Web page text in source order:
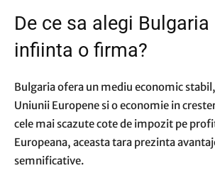
De ce sa alegi
infiinta o firma?
Bulgaria ofera un mediu economic
Uniunii Europene si o economie in
cele mai scazute cote de impozit pe
Europeana, aceasta tara prezinta
semnificative.